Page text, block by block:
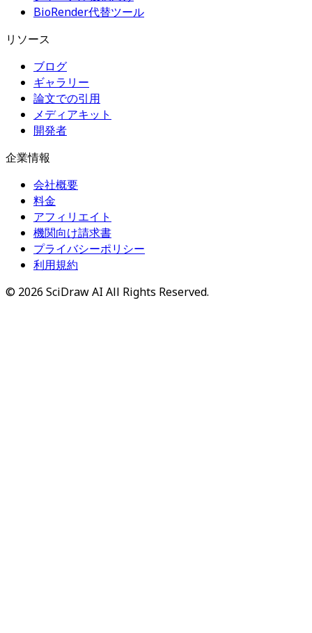
BioRender代替ツール
リソース
ブログ
ギャラリー
論文での引用
メディアキット
開発者
企業情報
会社概要
料金
アフィリエイト
機関向け請求書
プライバシーポリシー
利用規約
© 2026 SciDraw AI All Rights Reserved.